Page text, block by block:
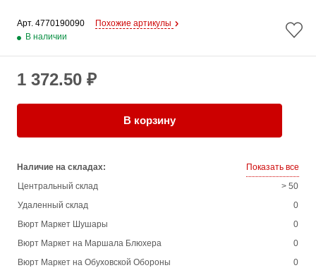
Арт. 4770190090
Похожие артикулы
В наличии
1 372.50 ₽
В корзину
Наличие на складах:
Показать все
Центральный склад
> 50
Удаленный склад
0
Вюрт Маркет Шушары
0
Вюрт Маркет на Маршала Блюхера
0
Вюрт Маркет на Обуховской Обороны
0